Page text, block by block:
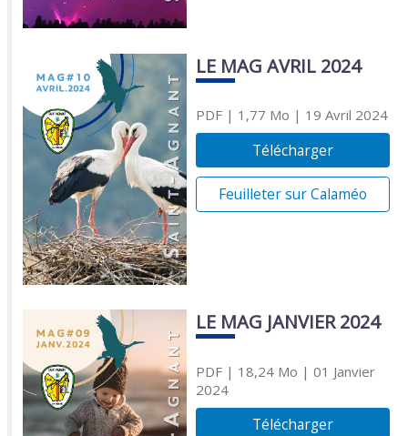
LE MAG AVRIL 2024
PDF| 1,77 Mo | 19 Avril 2024
Télécharger
Feuilleter sur Calaméo
LE MAG JANVIER 2024
PDF| 18,24 Mo | 01 Janvier
2024
Télécharger